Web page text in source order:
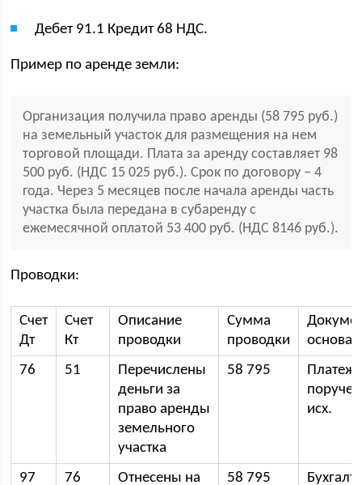
Дебет 91.1 Кредит 68 НДС.
Пример по аренде земли:
Организация получила право аренды (58 795 руб.)
на земельный участок для размещения на нем
торговой площади. Плата за аренду составляет 98
500 руб. (НДС 15 025 руб.). Срок по договору – 4
года. Через 5 месяцев после начала аренды часть
участка была передана в субаренду с
ежемесячной оплатой 53 400 руб. (НДС 8146 руб.).
Проводки:
Счет
Дт
Счет
Кт
Описание
проводки
Сумма
проводки
76
51
Перечислены
деньги за
право аренды
земельного
участка
58 795
исх.
97 76 Отнесены на 58 795